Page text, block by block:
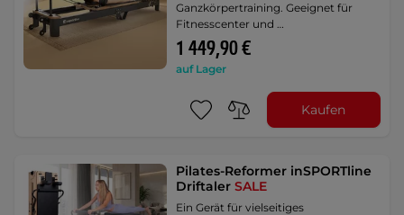
Ganzkörpertraining. Geeignet für
Fitnesscenter und …
1 449,90 €
auf Lager
Kaufen
Pilates-Reformer inSPORTline
DriftalerSALE
Ein Gerät für vielseitiges